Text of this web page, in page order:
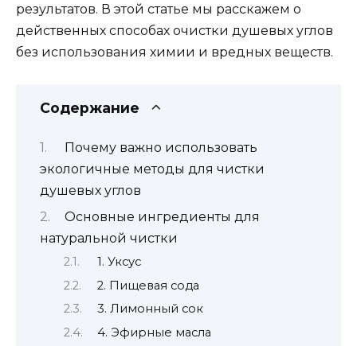
результатов. В этой статье мы расскажем о
действенных способах очистки душевых углов
без использования химии и вредных веществ.
Содержание
Почему важно использовать
экологичные методы для чистки
душевых углов
Основные ингредиенты для
натуральной чистки
1. Уксус
2. Пищевая сода
3. Лимонный сок
4. Эфирные масла